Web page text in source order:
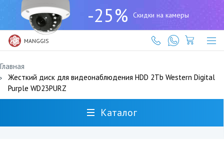
-25% Скидки на камеры
MANGGIS
(727)
317-
61-
61
Главная
Жесткий диск для видеонаблюдения HDD 2Tb Western Digital
Purple WD23PURZ
Каталог